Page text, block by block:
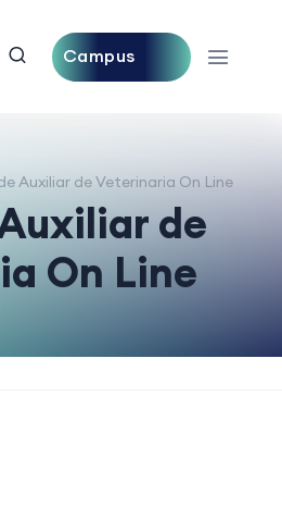
Campus
Auxiliar de Veterinaria On Line
de
On Line